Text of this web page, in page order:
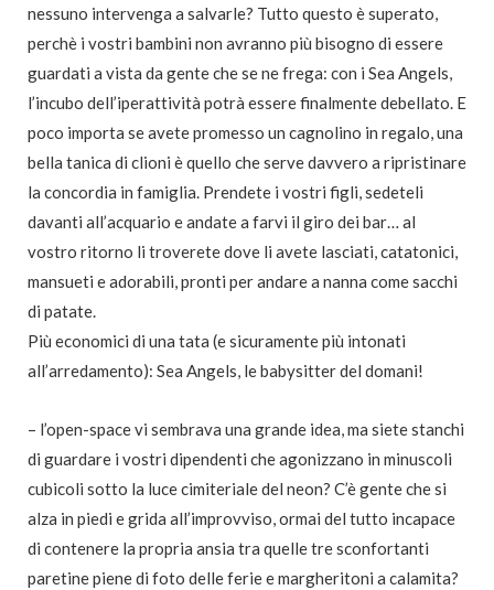
nessuno intervenga a salvarle? Tutto questo è superato,
perchè i vostri bambini non avranno più bisogno di essere
guardati a vista da gente che se ne frega: con i Sea Angels,
l’incubo dell’iperattività potrà essere finalmente debellato. E
poco importa se avete promesso un cagnolino in regalo, una
bella tanica di clioni è quello che serve davvero a ripristinare
la concordia in famiglia. Prendete i vostri figli, sedeteli
davanti all’acquario e andate a farvi il giro dei bar… al
vostro ritorno li troverete dove li avete lasciati, catatonici,
mansueti e adorabili, pronti per andare a nanna come sacchi
di patate.
Più economici di una tata (e sicuramente più intonati
all’arredamento): Sea Angels, le babysitter del domani!
– l’open-space vi sembrava una grande idea, ma siete stanchi
di guardare i vostri dipendenti che agonizzano in minuscoli
cubicoli sotto la luce cimiteriale del neon? C’è gente che si
alza in piedi e grida all’improvviso, ormai del tutto incapace
di contenere la propria ansia tra quelle tre sconfortanti
paretine piene di foto delle ferie e margheritoni a calamita?